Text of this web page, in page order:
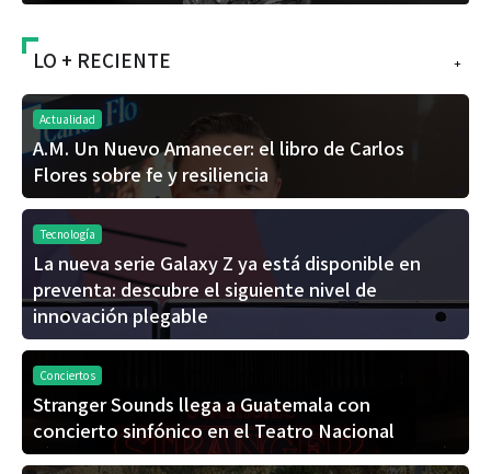
+
LO + RECIENTE
Actualidad
A.M. Un Nuevo Amanecer: el libro de Carlos
Flores sobre fe y resiliencia
Tecnología
La nueva serie Galaxy Z ya está disponible en
preventa: descubre el siguiente nivel de
innovación plegable
Conciertos
Stranger Sounds llega a Guatemala con
concierto sinfónico en el Teatro Nacional